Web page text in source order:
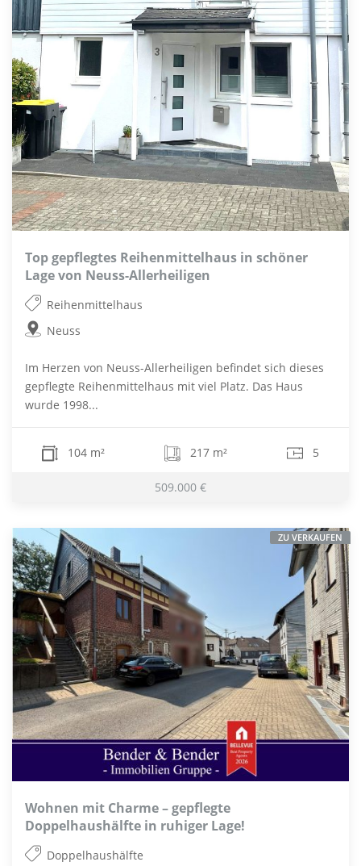
Top gepflegtes Reihenmittelhaus in schöner
Lage von Neuss-Allerheiligen
Reihenmittelhaus
Neuss
Im Herzen von Neuss-Allerheiligen befindet sich dieses
gepflegte Reihenmittelhaus mit viel Platz. Das Haus
wurde 1998...
104 m² 217 m² 5
509.000 €
Wohnen mit Charme – gepflegte
Doppelhaushälfte in ruhiger Lage!
Doppelhaushälfte
ZU VERKAUFEN